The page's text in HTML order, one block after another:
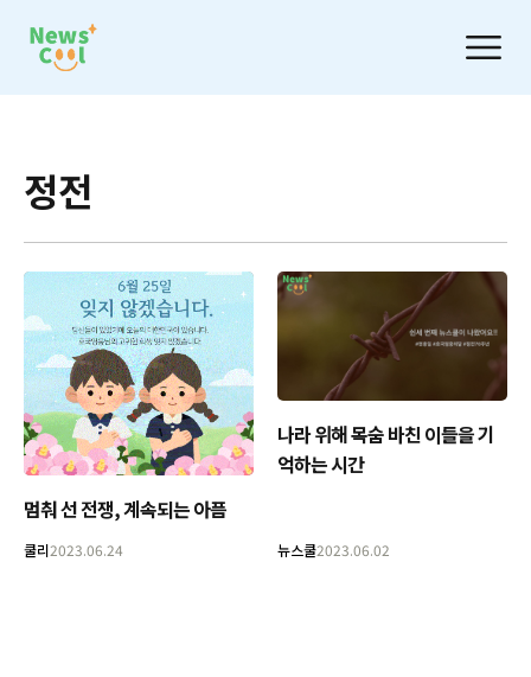
정전
멈춰 선 전쟁, 계속되는 아픔
쿨리2023.06.24
나라 위해 목숨 바친 이들을 기
억하는 시간
뉴스쿨2023.06.02